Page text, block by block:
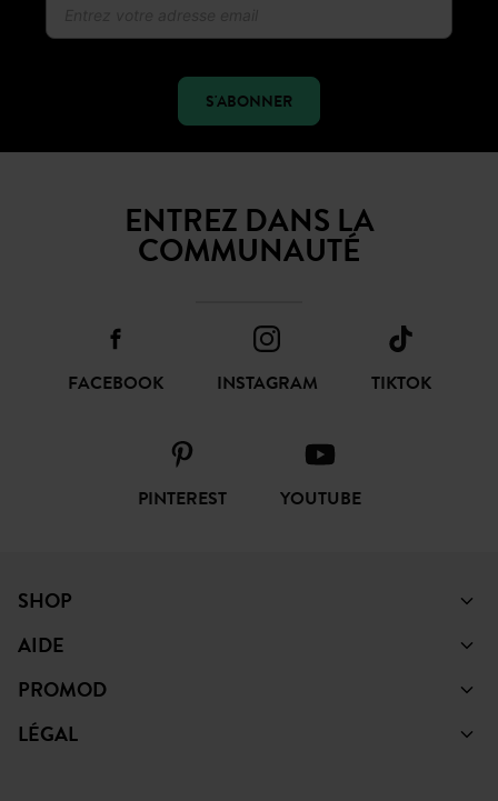
S'ABONNER
ENTREZ DANS LA
COMMUNAUTÉ
FACEBOOK INSTAGRAM TIKTOK
PINTEREST YOUTUBE
SHOP
AIDE
PROMOD
LÉGAL